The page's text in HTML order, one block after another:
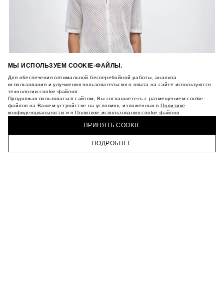
МЫ ИСПОЛЬЗУЕМ COOKIE-ФАЙЛЫ.
Для обеспечения оптимальной бесперебойной работы, анализа
использования и улучшения пользовательского опыта на сайте используются
технологии cookie-файлов.
Продолжая пользоваться сайтом, Вы соглашаетесь с размещением cookie-
файлов на Вашем устройстве на условиях, изложенных вПолитике
конфиденциальности и вПолитике использования cookie-файлов
ПРИНЯТЬ COOKIE
ПОДРОБНЕЕ
ГЛАВНАЯ КАТАЛОГ КОРЗИНА ПРОФИЛЬ